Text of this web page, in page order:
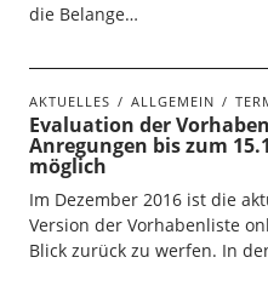
die Belange…
AKTUELLES ALLGEMEIN
Evaluation der
Anregungen bis zum
möglich
Im Dezember 2016 ist die
Version der Vorhabenliste
Blick zurück zu werfen. In